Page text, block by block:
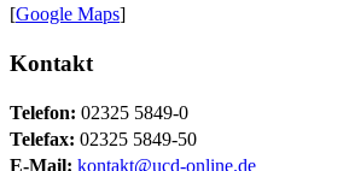
[Google Maps]
Kontakt
Telefon: 02325 5849-0
Telefax: 02325 5849-50
E-Mail: kontakt@ucd-online.de